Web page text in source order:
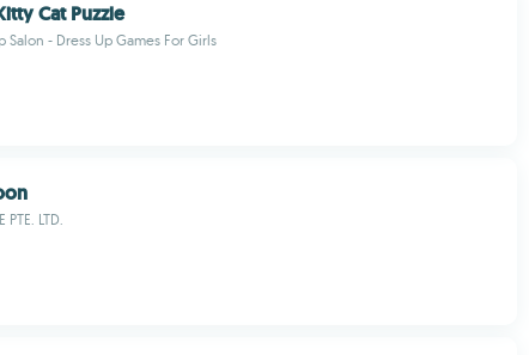
Cat Puzzle
Salon - Dress Up Games For Girls
PTE. LTD.